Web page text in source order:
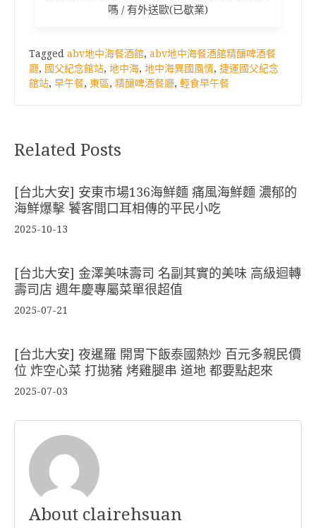
嗎 / 有外送歐(已歇業)
Tagged abv地中海餐酒館, abv地中海餐酒館精釀啤酒餐
廳, 國父紀念館站, 地中海, 地中海異國風情, 捷運國父紀念
館站, 早午餐, 東區, 精釀啤酒餐廳, 輕食早午餐
Related Posts
[台北大安] 安東市場136海鮮麵 痛風海鮮麵 濃郁的
海鮮爆擊 饕客間口耳相傳的平民小吃
2025-10-13
[台北大安] 金澤美味壽司 名副其實的美味 高級迴轉
壽司店 週年慶專屬菜單很超值
2025-07-21
[台北大安] 夜暹羅 開胃下飯泰國熱炒 百元多親民價
位 炸空心菜 打拋豬 烤雞腿串 道地 都要點起來
2025-07-03
About clairehsuan